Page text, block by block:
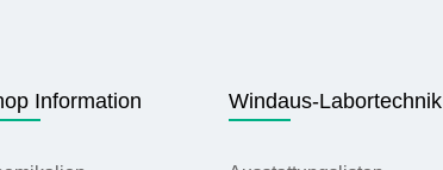
Information Windaus-Labortechnik